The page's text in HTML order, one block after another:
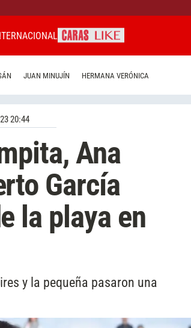
JUAN MINUJÍN HERMANA VERÓNICA
20:44
Ana
García
la playa en
y la pequeña pasaron una